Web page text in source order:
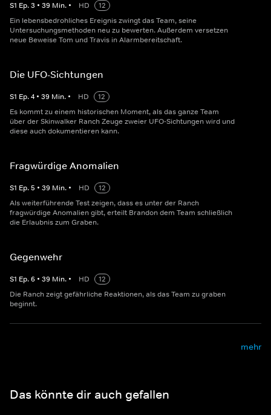
S1 Ep.3 • 39 Min. • HD
12
Ein lebensbedrohliches Ereignis zwingt das Team, seine
Untersuchungsmethoden neu zu bewerten. Außerdem versetzen
neue Beweise Tom und Travis in Alarmbereitschaft.
Die UFO-Sichtungen
S1 Ep.4 • 39 Min. • HD
12
Es kommt zu einem historischen Moment, als das ganze Team
über der Skinwalker Ranch Zeuge zweier UFO-Sichtungen wird und
diese auch dokumentieren kann.
Fragwürdige Anomalien
S1 Ep.5 • 39 Min. • HD
12
Als weiterführende Test zeigen, dass es unter der Ranch
fragwürdige Anomalien gibt, erteilt Brandon dem Team schließlich
die Erlaubnis zum Graben.
Gegenwehr
S1 Ep.6 • 39 Min. • HD
12
Die Ranch zeigt gefährliche Reaktionen, als das Team zu graben
beginnt.
mehr
Das könnte dir auch gefallen